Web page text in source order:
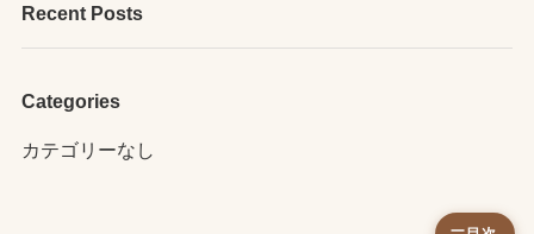
Recent Posts
Categories
カテゴリーなし